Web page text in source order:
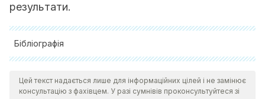
результати.
Бібліографія
Alaamer, R. O., Jaradat, M., Alobaidi, S., Al Aqili, R., Trabelsi,
Цей текст надається лише для інформаційних цілей і не замінює
консультацію з фахівцем. У разі сумнівів проконсультуйтеся зі